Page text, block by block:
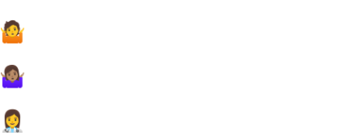
🤷
🤷🏽‍♀️
👩‍⚕️